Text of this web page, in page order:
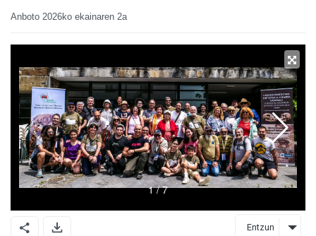
Anboto 2026ko ekainaren 2a
Entzun